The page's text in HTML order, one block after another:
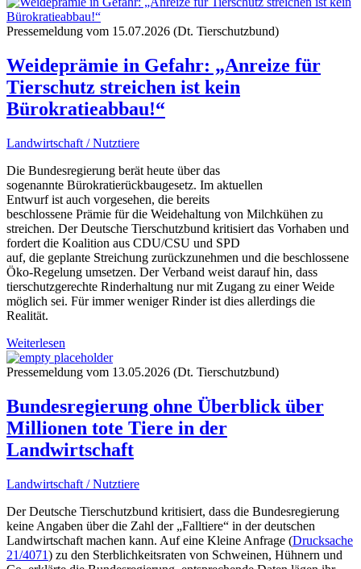
Pressemeldung vom 15.07.2026 (Dt. Tierschutzbund)
Weideprämie in Gefahr: „Anreize für
Tierschutz streichen ist kein
Bürokratieabbau!“
Landwirtschaft / Nutztiere
Die Bundesregierung berät heute über das
sogenannte Bürokratierückbaugesetz. Im aktuellen
Entwurf ist auch vorgesehen, die bereits
beschlossene Prämie für die Weidehaltung von Milchkühen zu
streichen. Der Deutsche Tierschutzbund kritisiert das Vorhaben und
fordert die Koalition aus CDU/CSU und SPD
auf, die geplante Streichung zurückzunehmen und die beschlossene
Öko-Regelung umsetzen. Der Verband weist darauf hin, dass
tierschutzgerechte Rinderhaltung nur mit Zugang zu einer Weide
möglich sei. Für immer weniger Rinder ist dies allerdings die
Realität.
Weiterlesen
Pressemeldung vom 13.05.2026 (Dt. Tierschutzbund)
Bundesregierung ohne Überblick über
Millionen tote Tiere in der
Landwirtschaft
Landwirtschaft / Nutztiere
Der Deutsche Tierschutzbund kritisiert, dass die Bundesregierung
keine Angaben über die Zahl der „Falltiere“ in der deutschen
Landwirtschaft machen kann. Auf eine Kleine Anfrage (Drucksache
21/4071) zu den Sterblichkeitsraten von Schweinen, Hühnern und